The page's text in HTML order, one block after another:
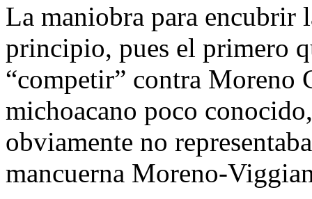
La maniobra para encubrir
principio, pues el primero
“competir” contra Moreno
michoacano poco
obviamente no
mancuerna Moreno-